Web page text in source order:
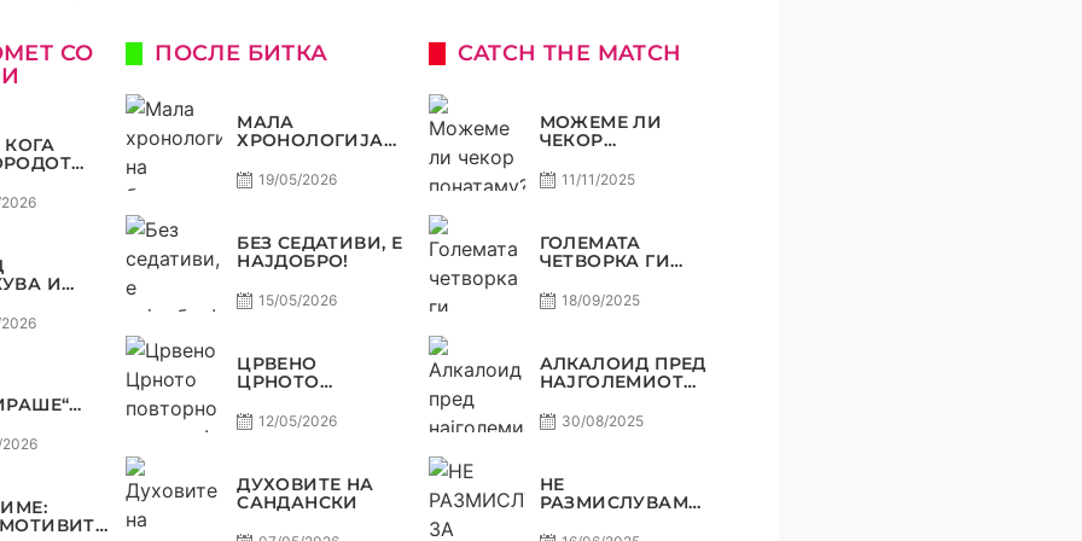
СО
КОГА
А
И
НА
ВО
ПОСЛЕ БИТКА
МАЛА
ХРОНОЛОГИЈА
ЗА СВЕТСКО
19/05/2026
БЕЗ СЕДАТИВИ, Е
НАЈДОБРО!
15/05/2026
ЦРВЕНО
ЦРНОТО
МОДА!
12/05/2026
ДУХОВИТЕ НА
САНДАНСКИ
CATCH THE MATCH
МОЖЕМЕ ЛИ
ЧЕКОР
11/11/2025
ГОЛЕМАТА
ЧЕТВОРКА ГИ
КОПЈАТА
18/09/2025
АЛКАЛОИД ПРЕД
НАЈГОЛЕМИОТ
ПРЕДИЗВИК!
30/08/2025
НЕ
РАЗМИСЛУВАМЕ